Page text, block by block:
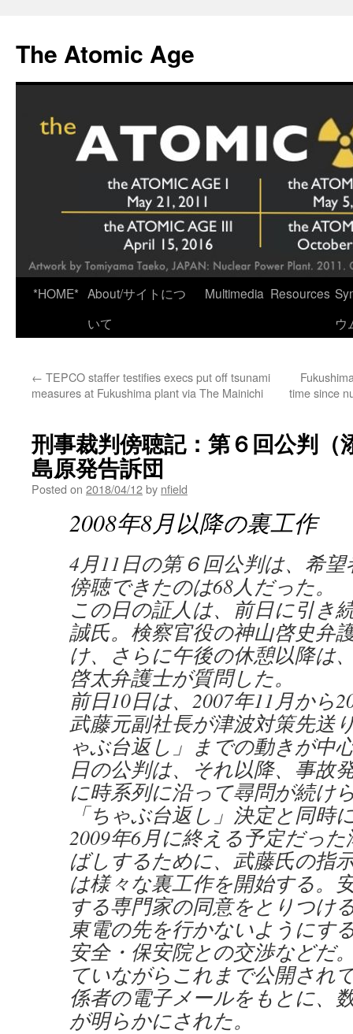
content
The Atomic Age
*HOME* About/サイトにつ
いて
Multimedia Resources
ウ
← TEPCO staffer testifies execs put off tsunami
measures at Fukushima plant via The Mainichi
time since
刑事裁判傍聴記：第６回公判
島原発告訴団
Posted on 2018/04/12by nfield
2008年8月以降の裏工作
4月11日の第６回公判は、希望
傍聴できたのは68人だった。
この日の証人は、前日に引き
誠氏。検察官役の神山啓史弁
け、さらに午後の休憩以降は
啓太弁護士が質問した。
前日10日は、2007年11月から
武藤元副社長が津波対策先送
ゃぶ台返し」までの動きが中
日の公判は、それ以降、事故
に時系列に沿って尋問が続け
「ちゃぶ台返し」決定と同時
2009年6月に終える予定だっ
ばしするために、武藤氏の指
は様々な裏工作を開始する。
する専門家の同意をとりつけ
東電の先を行かないようにす
安全・保安院との交渉などだ
ていながらこれまで公開され
係者の電子メールをもとに、
が明らかにされた。